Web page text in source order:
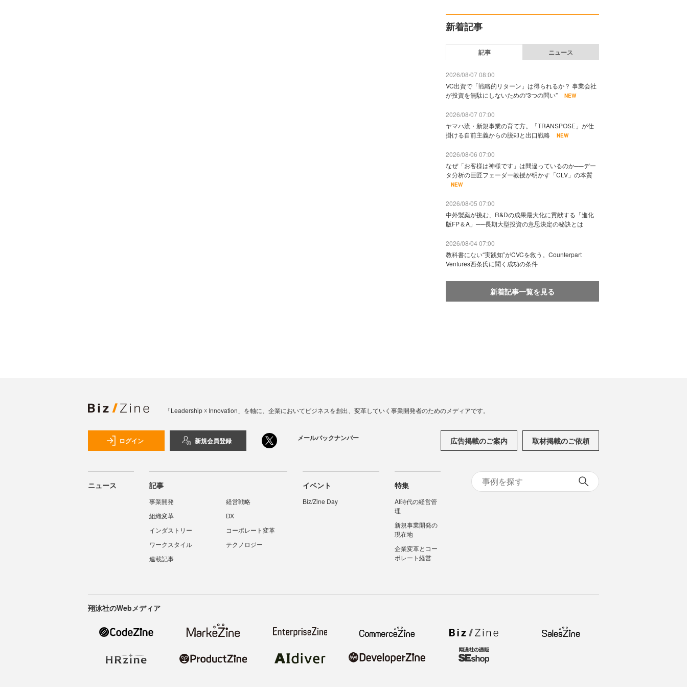
新着記事
記事 ニュース
2026/08/07 08:00
VC出資で「戦略的リターン」は得られるか？ 事業会社
が投資を無駄にしないための“3つの問い”
NEW
2026/08/07 07:00
ヤマハ流・新規事業の育て方。「TRANSPOSE」が仕
掛ける自前主義からの脱却と出口戦略
NEW
2026/08/06 07:00
なぜ「お客様は神様です」は間違っているのか──デー
タ分析の巨匠フェーダー教授が明かす「CLV」の本質
NEW
2026/08/05 07:00
中外製薬が挑む、R&Dの成果最大化に貢献する「進化
版FP＆A」──長期大型投資の意思決定の秘訣とは
2026/08/04 07:00
教科書にない“実践知”がCVCを救う。Counterpart
Ventures西条氏に聞く成功の条件
新着記事一覧を見る
「Leadership ☓ Innovation」を軸に、企業においてビジネスを創出、変革していく事業開発者のためのメディアです。
ログイン 新規会員登録 メールバックナンバー 広告掲載のご案内 取材掲載のご依頼
ニュース 記事
事業開発
経営戦略
組織変革
DX
インダストリー
コーポレート変革
ワークスタイル
テクノロジー
連載記事
イベント
Biz/Zine Day
特集
AI時代の経営管
理
新規事業開発の
現在地
企業変革とコー
ポレート経営
翔泳社のWebメディア